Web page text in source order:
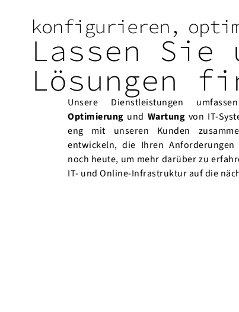
konfigurieren,
Lassen Sie
Lösungen
Unsere Dienstleistungen
Optimierung und Wartung von IT-
eng mit unseren Kunden
entwickeln, die Ihren Anforderungen
noch heute, um mehr darüber zu
IT- und Online-Infrastruktur auf die